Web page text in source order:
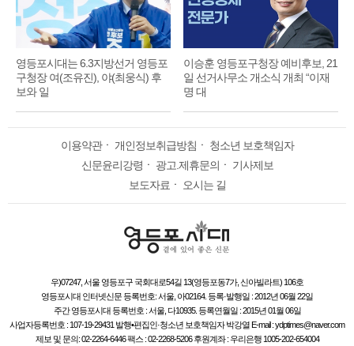
영등포시대는 6.3지방선거 영등포
구청장 여(조유진), 야(최웅식) 후
보와 일
이승훈 영등포구청장 예비후보, 21
일 선거사무소 개소식 개최 “이재
명 대
이용약관ㆍ 개인정보취급방침 ㆍ 청소년 보호책임자
신문윤리강령 ㆍ 광고.제휴문의 ㆍ 기사제보
보도자료ㆍ 오시는 길
우)07247, 서울 영등포구 국회대로54길 13(영등포동7가, 신아빌라트) 106호
영등포시대 인터넷신문 등록번호: 서울, 아02164. 등록·발행일 : 2012년 06월 22일
주간 영등포시대 등록번호 : 서울, 다10935. 등록연월일 : 2015년 01월 06일
사업자등록번호 : 107-19-29431 발행•편집인·청소년 보호책임자 박강열 E-mail : ydptimes@naver.com
제보 및 문의: 02-2264-6446 팩스 : 02-2268-5206 후원계좌 : 우리은행 1005-202-654004